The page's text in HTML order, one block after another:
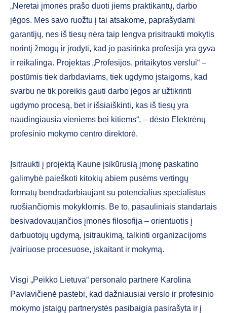
„Neretai įmonės prašo duoti jiems praktikantų, darbo
jėgos. Mes savo ruožtu į tai atsakome, paprašydami
garantijų, nes iš tiesų nėra taip lengva prisitraukti mokytis
norintį žmogų ir įrodyti, kad jo pasirinka profesija yra gyva
ir reikalinga. Projektas „Profesijos, pritaikytos verslui“ –
postūmis tiek darbdaviams, tiek ugdymo įstaigoms, kad
svarbu ne tik poreikis gauti darbo jėgos ar užtikrinti
ugdymo procesą, bet ir išsiaiškinti, kas iš tiesų yra
naudingiausia vieniems bei kitiems“, – dėsto Elektrėnų
profesinio mokymo centro direktorė.
Įsitraukti į projektą Kaune įsikūrusią įmonę paskatino
galimybė paieškoti kitokių abiem pusėms vertingų
formatų bendradarbiaujant su potencialius specialistus
ruošiančiomis mokyklomis. Be to, pasauliniais standartais
besivadovaujančios įmonės filosofija – orientuotis į
darbuotojų ugdymą, įsitraukimą, talkinti organizacijoms
įvairiuose procesuose, įskaitant ir mokymą.
Visgi „Peikko Lietuva“ personalo partnerė Karolina
Pavlavičienė pastebi, kad dažniausiai verslo ir profesinio
mokymo įstaigų partnerystės pasibaigia pasirašyta ir į